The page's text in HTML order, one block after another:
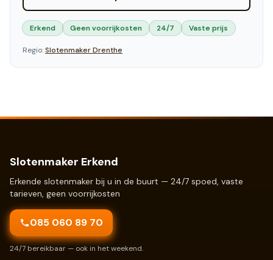
Erkend Geen voorrijkosten 24/7 Vaste prijs
Regio:SlotenmakerDrenthe
Slotenmaker Erkend
Erkende slotenmaker bij u in de buurt — 24/7 spoed, vaste
tarieven, geen voorrijkosten
085 060 89 70
24/7 bereikbaar — ook in het weekend.